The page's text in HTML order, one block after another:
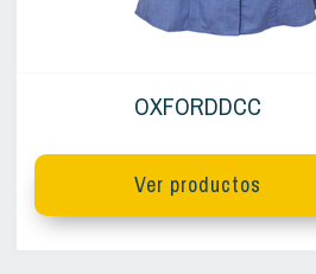
OXFORDDCC
Ver productos